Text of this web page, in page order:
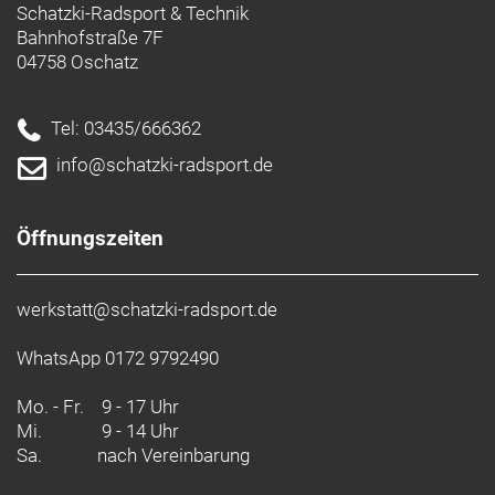
Die richtige Pflege
Die richtige Pflege
Bessere Produkte für einen besseren Planeten
Unser erklärtes Ziel ist es, unseren CO2-Fußabdruck
zu reduzieren und zirkuläre Produktkonzepte zu
recycelte Materialien und werden mithilfe
umweltfreundlicherer Herstellungsverfahren
gefertigt.
- Materialtechnologie: Antimikrobiell
Elastan
Schatzki-Radsport & Technik
Bahnhofstraße 7F
04758 Oschatz
Tel: 03435/666362
info@schatzki-radsport.de
Öffnungszeiten
werkstatt@schatzki-radsport.de
WhatsApp 0172 9792490
Mo. - Fr. 9 - 17 Uhr
Mi.
9 - 14 Uhr
Sa.
nach Vereinbarung